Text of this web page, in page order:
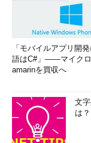
「モバイルアプリ開
語はC#」――マイク
amarinを買収へ
文
は